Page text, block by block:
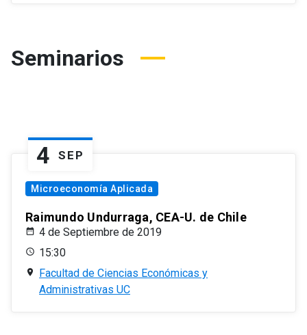
Seminarios
4 SEP
Microeconomía Aplicada
Raimundo Undurraga, CEA-U. de Chile
4 de Septiembre de 2019
15:30
Facultad de Ciencias Económicas y
Administrativas UC